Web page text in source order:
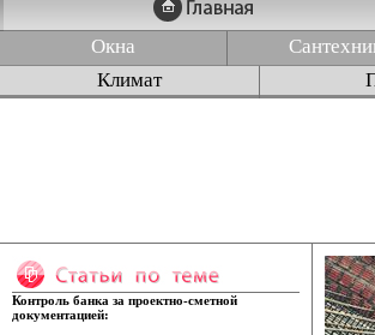
Окна
Климат
Контроль банка за проектно-сметной
документацией: